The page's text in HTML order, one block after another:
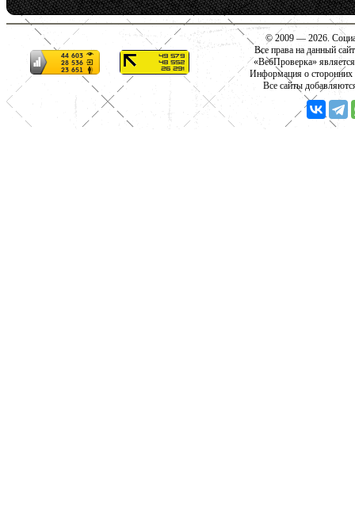
© 2009 — 2026.
Все права на данный
«ВебПроверка»
Информация о сторонних
Все сайты